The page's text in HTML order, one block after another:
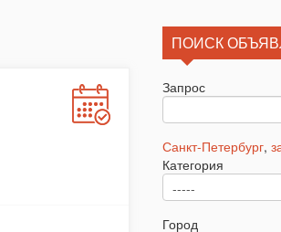
ПОИСК
Запрос
Санкт-Петербург,
Категория
Город